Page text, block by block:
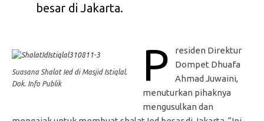
besar di Jakarta.
Suasana Shalat Ied di Masjid Istiqlal.
Dok. Info Publik
P
residen Direktur
Dompet Dhuafa
Ahmad Juwaini,
menuturkan pihaknya
mengusulkan dan